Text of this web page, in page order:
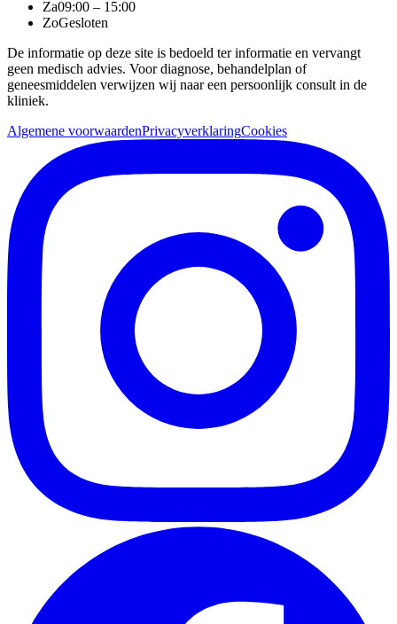
Za09:00 – 15:00
ZoGesloten
De informatie op deze site is bedoeld ter informatie en vervangt
geen medisch advies. Voor diagnose, behandelplan of
geneesmiddelen verwijzen wij naar een persoonlijk consult in de
kliniek.
Algemene voorwaardenPrivacyverklaringCookies